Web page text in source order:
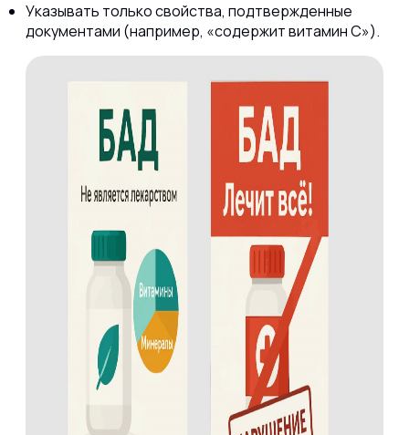
Указывать только свойства, подтвержденные
документами (например, «содержит витамин С»).